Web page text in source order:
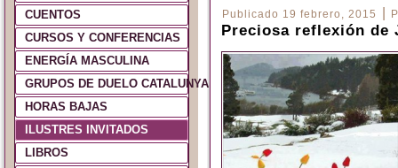
CUENTOS
CURSOS Y CONFERENCIAS
ENERGÍA MASCULINA
GRUPOS DE DUELO CATALUNYA Y ESPAÑA
HORAS BAJAS
ILUSTRES INVITADOS
LIBROS
Publicado 19 febrero, 2015
Preciosa reflexión de